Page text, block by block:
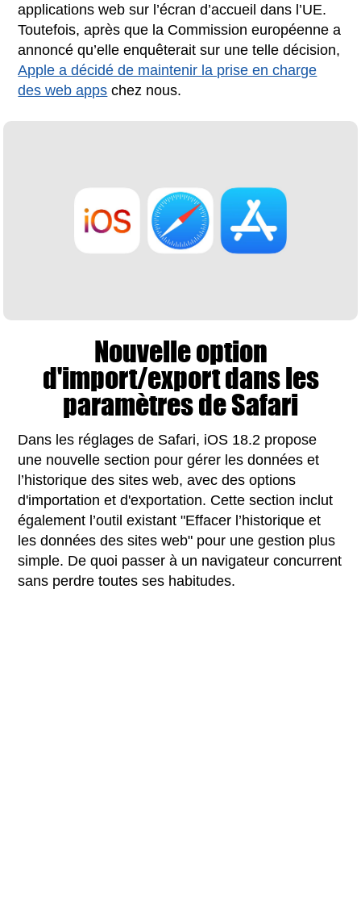
applications web sur l’écran d’accueil dans l’UE.
Toutefois, après que la Commission européenne a
annoncé qu’elle enquêterait sur une telle décision,
Apple a décidé de maintenir la prise en charge
des web apps chez nous.
Nouvelle option
d'import/export dans les
paramètres de Safari
Dans les réglages de Safari, iOS 18.2 propose
une nouvelle section pour gérer les données et
l’historique des sites web, avec des options
d'importation et d'exportation. Cette section inclut
également l’outil existant "Effacer l’historique et
les données des sites web" pour une gestion plus
simple. De quoi passer à un navigateur concurrent
sans perdre toutes ses habitudes.